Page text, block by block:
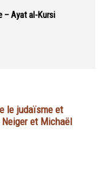
– Ayat al-Kursi
le judaïsme et
et Michaël